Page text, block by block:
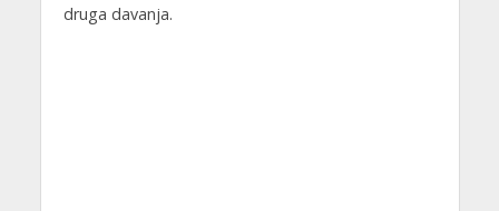
druga davanja.